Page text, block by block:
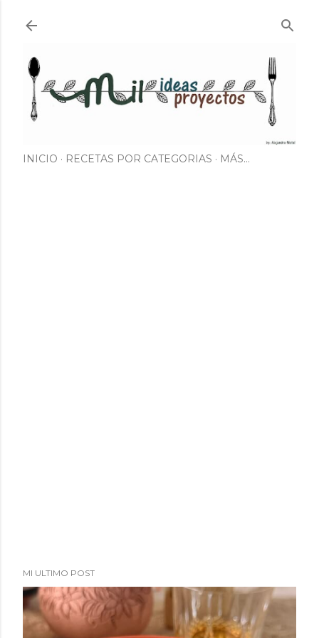
INICIO RECETAS POR CATEGORIAS MÁS…
MI ULTIMO POST